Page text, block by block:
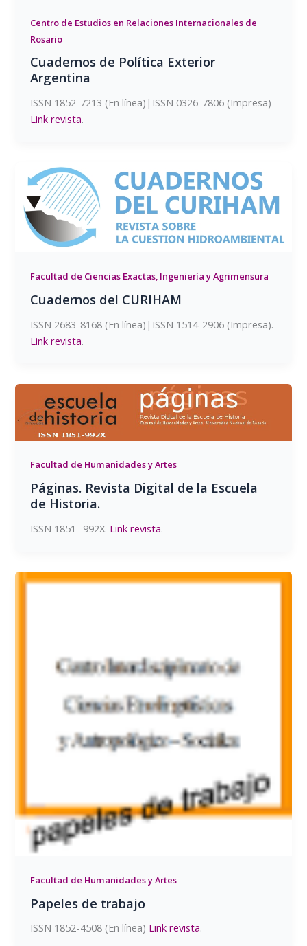
Centro de Estudios en Relaciones Internacionales de
Rosario
Cuadernos de Política Exterior
Argentina
ISSN 1852-7213 (En línea)|ISSN 0326-7806 (Impresa)
Link revista.
Facultad de Ciencias Exactas, Ingeniería y Agrimensura
Cuadernos del CURIHAM
ISSN 2683-8168 (En línea)|ISSN 1514-2906 (Impresa).
Link revista.
Facultad de Humanidades y Artes
Páginas. Revista Digital de la Escuela
de Historia.
ISSN 1851- 992X. Link revista.
Facultad de Humanidades y Artes
Papeles de trabajo
ISSN 1852-4508 (En línea) Link revista.